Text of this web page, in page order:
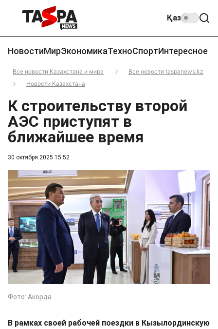
Қаз
НовостиМирЭкономикаТехноСпортИнтересное
Все новости Казахстана и мира
Все новости taspanews.kz
Новости Казахстана
30 октября 2025 15:52
К строительству второй
АЭС приступят в
ближайшее время
Фото: Акорда
В рамках своей рабочей поездки в Кызылординскую